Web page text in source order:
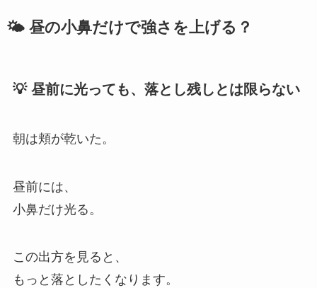
🌤 昼の小鼻だけで強さを上げる？
💡 昼前に光っても、落とし残しとは限らない
朝は頬が乾いた。
昼前には、
小鼻だけ光る。
この出方を見ると、
もっと落としたくなります。